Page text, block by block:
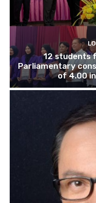
12 students
Parliamentary
of 4.00